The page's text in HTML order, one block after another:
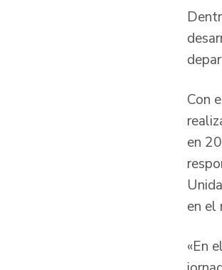
Con
en
en el
«En